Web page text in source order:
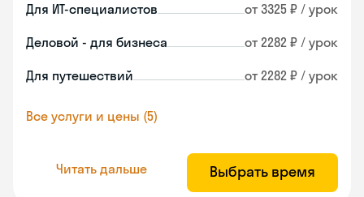
Для ИТ-специалистов от 3325 ₽ / урок
Деловой - для бизнеса от 2282 ₽ / урок
Для путешествий от 2282 ₽ / урок
Все услуги и цены (5)
Читать дальше Выбрать время